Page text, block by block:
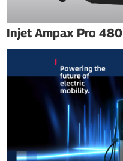
Injet Ampax Pro 480